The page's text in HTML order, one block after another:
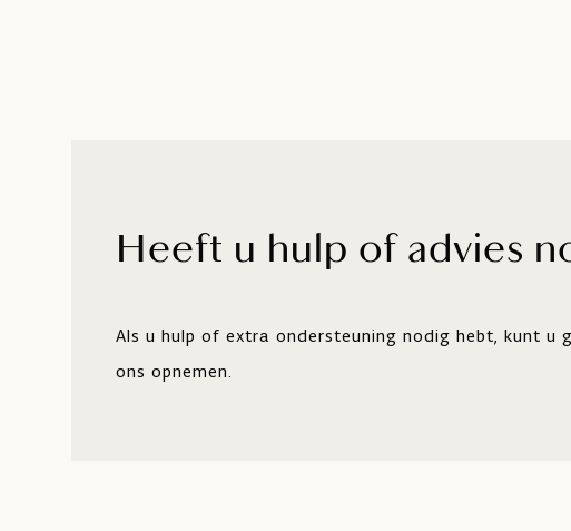
Heeft u hulp of advies
Als u hulp of extra ondersteuning nodig hebt, kunt u
ons opnemen.